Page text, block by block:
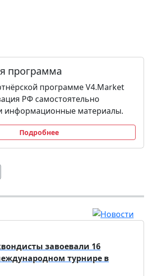
программа
программе V4.Market
РФ самостоятельно
информационные материалы.
Подробнее
завоевали 16
турнире в